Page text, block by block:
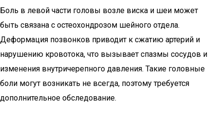
Боль в левой части головы возле виска и шеи может
быть связана с остеохондрозом шейного отдела.
Деформация позвонков приводит к сжатию артерий и
нарушению кровотока, что вызывает спазмы сосудов и
изменения внутричерепного давления. Такие головные
боли могут возникать не всегда, поэтому требуется
дополнительное обследование.